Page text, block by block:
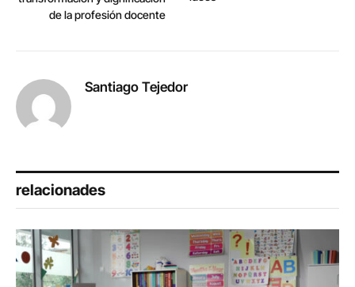
de la profesión docente
Santiago Tejedor
relacionades